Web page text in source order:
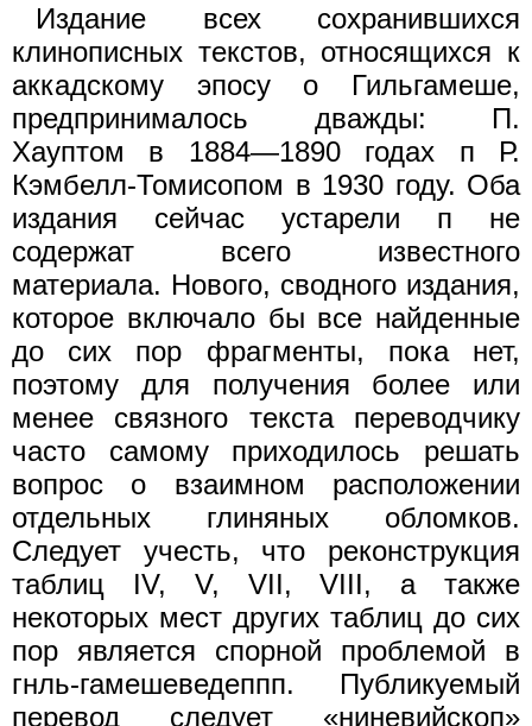
Издание всех сохранившихся
клинописных текстов, относящихся к
аккадскому эпосу о Гильгамеше,
предпринималось дважды: П.
Хауптом в 1884—1890 годах п Р.
Кэмбелл-Томисопом в 1930 году. Оба
издания сейчас устарели п не
содержат всего известного
материала. Нового, сводного издания,
которое включало бы все найденные
до сих пор фрагменты, пока нет,
поэтому для получения более или
менее связного текста переводчику
часто самому приходилось решать
вопрос о взаимном расположении
отдельных глиняных обломков.
Следует учесть, что реконструкция
таблиц IV, V, VII, VIII, а также
некоторых мест других таблиц до сих
пор является спорной проблемой в
гнль-гамешеведеппп. Публикуемый
перевод следует «ниневийскоп»